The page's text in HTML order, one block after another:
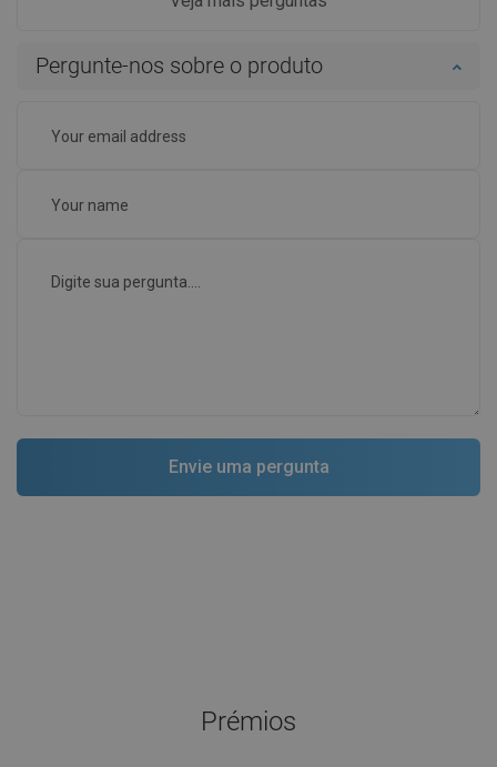
Pergunte-nos sobre o produto
Prémios